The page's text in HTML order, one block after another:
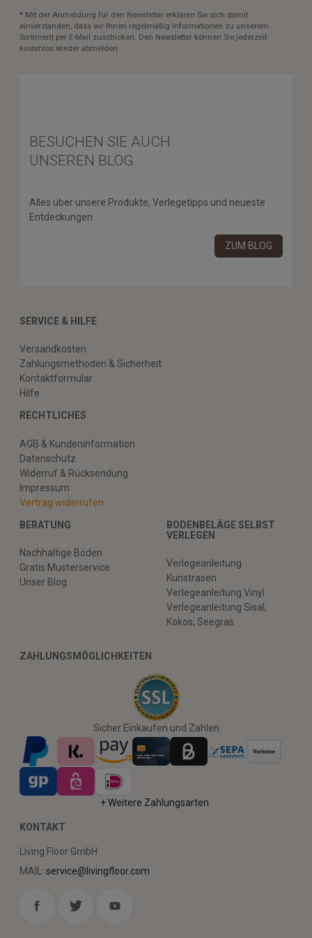
* Mit der Anmeldung für den Newsletter erklären Sie sich damit
einverstanden, dass wir Ihnen regelmäßig Informationen zu unserem
Sortiment per E-Mail zuschicken. Den Newsletter können Sie jederzeit
kostenlos wieder abmelden.
BESUCHEN SIE AUCH
UNSEREN BLOG
Alles über unsere Produkte, Verlegetipps und neueste
Entdeckungen.
ZUM BLOG
SERVICE & HILFE
Versandkosten
Zahlungsmethoden & Sicherheit
Kontaktformular
Hilfe
RECHTLICHES
AGB & Kundeninformation
Datenschutz
Widerruf & Rücksendung
Impressum
Vertrag widerrufen
BERATUNG
Nachhaltige Böden
Gratis Musterservice
Unser Blog
BODENBELÄGE SELBST
VERLEGEN
Verlegeanleitung
Kunstrasen
Verlegeanleitung Vinyl
Verlegeanleitung Sisal,
Kokos, Seegras
ZAHLUNGSMÖGLICHKEITEN
Sicher Einkaufen und Zahlen
+ Weitere Zahlungsarten
KONTAKT
Living Floor GmbH
MAIL: service@livingfloor.com